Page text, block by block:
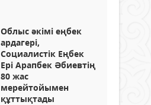
Облыс әкімі еңбек
ардагері,
Социалистік Еңбек
Ері Арапбек Әбиевтің
80 жас
мерейтойымен
құттықтады